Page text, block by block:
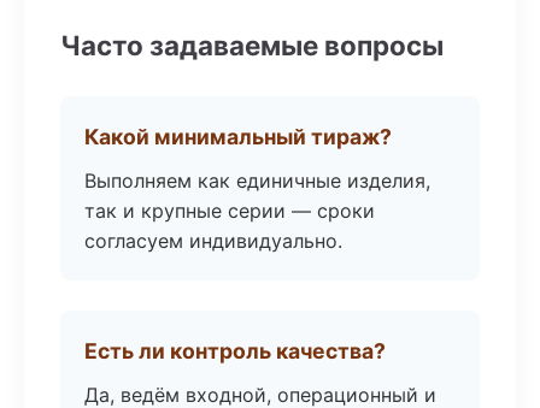
Часто задаваемые вопросы
Какой минимальный тираж?
Выполняем как единичные изделия,
так и крупные серии — сроки
согласуем индивидуально.
Есть ли контроль качества?
Да, ведём входной, операционный и